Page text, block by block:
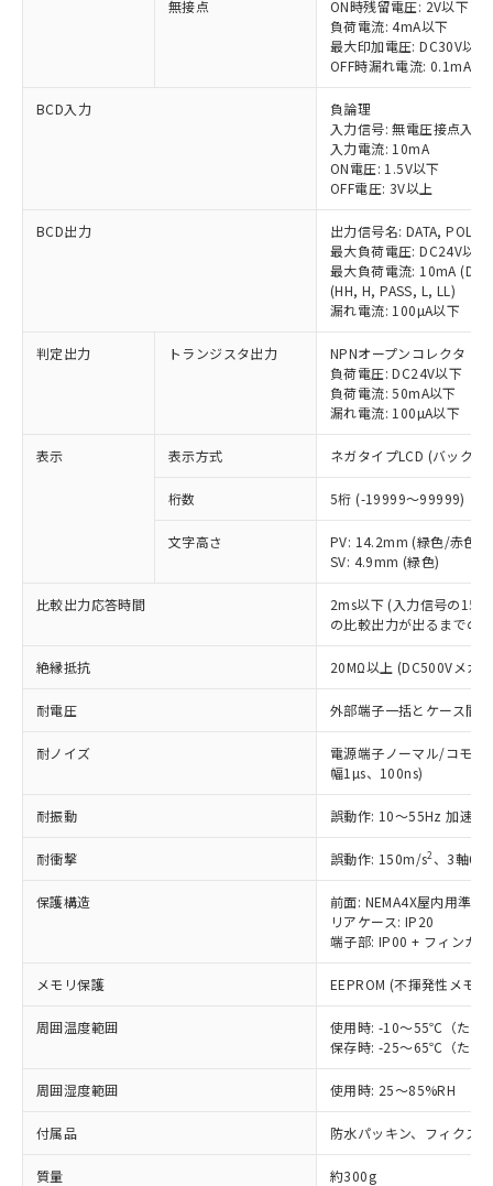
無接点
ON時残留電圧: 2V以下
負荷電流: 4mA以下
最大印加電圧: DC30V以下
OFF時漏れ電流: 0.1mA以
BCD入力
負論理
入力信号: 無電圧接点入力
入力電流: 10mA
ON電圧: 1.5V以下
OFF電圧: 3V以上
BCD出力
出力信号名: DATA,
最大負荷電圧: DC24V以下
最大負荷電流: 10mA
(HH, H, PASS, L, LL)
漏れ電流: 100µA以下
判定出力 トランジスタ出力
NPNオープンコレクタ
負荷電圧: DC24V以下
負荷電流: 50mA以下
漏れ電流: 100µA以下
表示 表示方式 ネガタイプLCD (バック
桁数 5桁 (-19999～99999)
文字高さ
PV: 14.2mm (緑色/赤色
SV: 4.9mm (緑色)
比較出力応答時間
2ms以下 (入力信号の
の比較出力が出るまでの
絶縁抵抗 20MΩ以上 (DC500Vメガ
耐電圧 外部端子一括とケース間:
耐ノイズ
電源端子ノーマル/コモ
幅1µs、100ns)
耐振動 誤動作: 10～55Hz 加速度
耐衝撃 誤動作: 150m/s2 、3軸6
保護構造
前面: NEMA4X屋内用準拠
リアケース: IP20
端子部: IP00 + フィンガ
メモリ保護 EEPROM (不揮発性メモ
周囲温度範囲
使用時: -10～55℃（ただ
保存時: -25～65℃（ただ
周囲湿度範囲 使用時: 25～85%RH
付属品 防水パッキン、フィクス
質量 約300g
ご利用ください。
本サービスは、当社制御機器事業取扱
商品の当社在庫状況および標準価格
(税抜)を提供させていただくもので
当社制御機器事業取扱商品の中には、
本サービスの対象外となる商品もある
在庫状況および標準価格照会結果は、
記載している更新日時点での社内デー
タに基づき作成されるものであり、閲
覧された時点での実際の在庫および標
準価格とは異なる場合があることをご
正式な納期状況および標準価格はお客
様のお取引先、またはお客様担当のオ
ムロン制御機器販売店・当社販売員に
ご相談ください。
オムロン制御機器販売店や当社販売拠
ください。
在庫状況および標準価格結果を当社の
事前の承諾なく第三者に漏洩または開
示しないようお願いします。
マイパーツ機能（部品リスト作成サー
ビス）をご利用いただくには、I-Web
メンバーズにご登録されている必要が
お客様が当ウェブサイト上で当社にご
登録された部品リストについて、当社
品・サービスに関するお客様との取
引・商談に必要な範囲で利用すること
"個人情報
の「1.共同利
用者の範囲」に記載されている法人を
対応予定：EU RoHS指令（10物質）の非含
有に対応した製品に切り替える予定のある
対応予定なし：EU RoHS指令（10物質）の
非含有に非対応の商品で、対応品を出す予
調査・確認中：EU RoHS指令（10物質）の
非含有の対応状況を調査中または確認中の
害物質有無と関係のない商品です。
仕入先様の事情により、非含有部品として
いたものが、含有品と判明した場合などや
むを得ず変更することがあります。
*EU RoHS指令（10物質）：
鉛(Pb) 1000ppm以下、 水銀(Hg) 1000ppm以下、 カド
六価クロム(Cr(Ⅵ)) 1000ppm以下、ポリ臭化ビフェニル
類(PBB) 1000ppm以下、ポリ臭化ジフェニルエーテル類
(PBDE) 1000ppm以下、フタル酸ビス(2-エチルヘキシ
ル) (DEHP)(別名：DOP) 1000ppm以下、フタル酸ブチ
ルベンジル（BBP） 1000ppm以下、フタル酸ジブチル
（DBP） 1000ppm以下、フタル酸ジイソブチル
(DIBP) 1000ppm以下
但し、RoHS指令で産業用監視および制御機器に対する
適用除外項目は除く。
フタル酸エステル類の４物質については閾値を超える意
※3 非含有証明書ダウンロード
下記の非含有証明書をダウンロードするこ
EU RoHS指令（10物質）の非含有証明書
51物質の非含有証明書（当社基準）
※本証明書は発行日時点で非含有を証明す
るもので、過去に遡って非含有を証明する
また、RoHS指令のフタル酸エステル類４
物質の対応では、対応完了までの期間は出
荷製品に未対応品が混在することから備考
欄に対応日を記載しておりました。
既に当社にて対応品への在庫切替を完了
していることから、特段のことがない限
り、2022年1月12日より割愛しておりま
「○」：最大均質材料含有率が中国RoHSの
基準値以下であることを示します。
「×」：最大均質材料含有率が中国RoHSの
基準値を超えていることを示します。
「－」：未確認です。当社販売部門へお問
*中国RoHS10物質の基準値 (GB/T26572)：
Pb(鉛) :1000ppm、 Hg(水銀) : 1000ppm、 Cd(カドミウ
ル類) : 1000ppm、
DBP(フタル酸ジブチル) : 1000ppm、 DIBP(フタル酸ジ
イソブチル) : 1000ppm、 BBP(フタル酸ブチルベンジ
ル) : 1000ppm、
DEHP(フタル酸ビス(2-エチルヘキシル)) : 1000ppm
「ｅ」：有害物質（10物質）のすべてが基
準値以下であることを示します。
質が外部に漏えいし、環境に深刻な影響を
「－」：未確認です。当社販売部門へお問
当社は、これら貴社製品のうち、外国
為替および外国貿易法に定める商品
（以下｢規制貨物等」という）を輸出
または国外への提供する場合は、日本
国政府の輸出許可(または役務取引許
可)を取得するなどの必要な手続きを
当社は規制貨物を破棄する場合は、完
全に破砕するなど、違法に輸出されな
いよう必要な手段を講じます。
当社は貴社製品を、核兵器、ミサイ
ル、化学兵器、生物兵器またはその他
武器並びにこれらの製造装置等に一切
当社は、貴社製品を第三者に販売する
該第三者に通知します。また当社は、
販売先および販売に係わる関係者が違
法に輸出するおそれがある場合は、取
一定数には満たないが在庫あり
在庫なし(最新の在庫状況につ
いては、お客様のお取引先、ま
たはお客様担当のオムロン制御
機器販売店・当社販売員にご確
受注生産機種、また在庫状況の
情報を公開していない機種